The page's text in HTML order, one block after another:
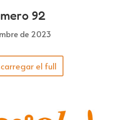
92
de 2023
el full